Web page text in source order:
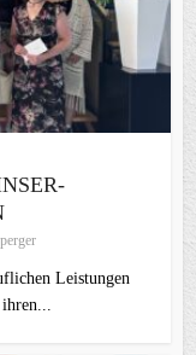
Leistungen
ihren...